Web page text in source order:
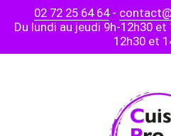
02 72 25 64 64-
Du lundi au jeudi 9h-12h30
12h30 et